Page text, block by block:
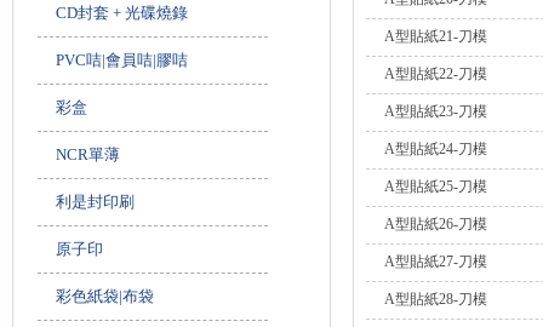
CD封套 + 光碟燒錄
PVC咭|會員咭|膠咭
彩盒
NCR單薄
利是封印刷
原子印
彩色紙袋|布袋
A型貼紙21-刀模
A型貼紙22-刀模
A型貼紙23-刀模
A型貼紙24-刀模
A型貼紙25-刀模
A型貼紙26-刀模
A型貼紙27-刀模
A型貼紙28-刀模